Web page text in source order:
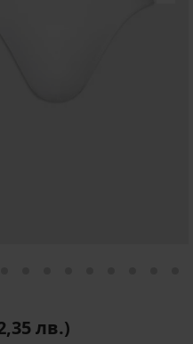
лв.)